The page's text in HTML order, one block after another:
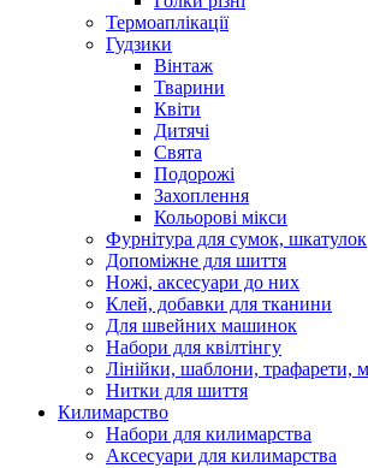
Термоаплікації
Гудзики
Вінтаж
Тварини
Квіти
Дитячі
Свята
Подорожі
Захоплення
Кольорові мікси
Фурнітура для сумок, шкатулок
Допоміжне для шиття
Ножі, аксесуари до них
Клей, добавки для тканини
Для швейних машинок
Набори для квілтінгу
Лінійки, шаблони, трафарети,
Нитки для шиття
Килимарство
Набори для килимарства
Аксесуари для килимарства